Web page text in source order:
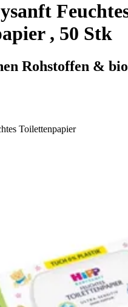
, 50 Stk
Rohstoffen &
Toilettenpapier